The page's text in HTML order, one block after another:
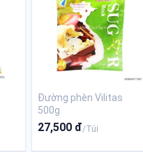
Đường phèn Vilitas
500g
27,500 đ/Túi